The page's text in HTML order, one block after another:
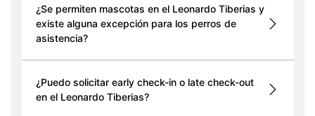
¿Se permiten mascotas en el Leonardo Tiberias y
existe alguna excepción para los perros de
asistencia?
¿Puedo solicitar early check-in o late check-out
en el Leonardo Tiberias?